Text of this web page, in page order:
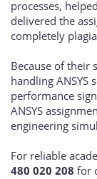
processes,
delivered the
completely
Because of their
handling
performance
ANSYS
engineering
For reliable
480 020 208 for